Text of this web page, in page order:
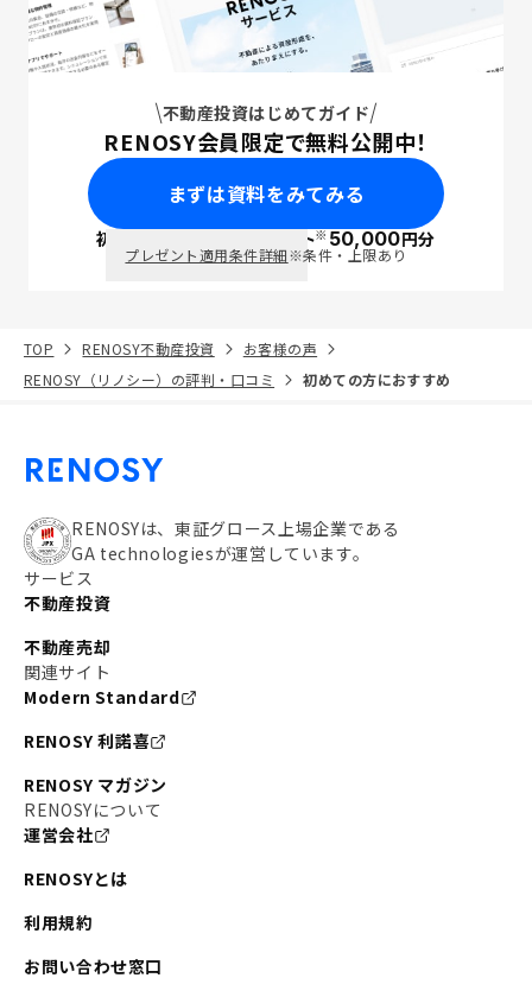
不動産投資はじめてガイド
RENOSY会員限定で無料公開中！
まずは資料をみてみる
初回面談で ポイント※50,000円分
プレゼント適用条件詳細※条件・上限あり
TOP RENOSY不動産投資
お客様の声
RENOSY（リノシー）の評判・口コミ
初めての方におすすめ
RENOSYは、東証グロース上場企業である
GA technologiesが運営しています。
サービス
不動産投資
不動産売却
関連サイト
Modern Standard
RENOSY 利諾喜
RENOSY マガジン
RENOSYについて
運営会社
RENOSYとは
利用規約
お問い合わせ窓口